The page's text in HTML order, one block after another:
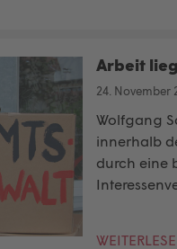
Arbeit
24. November
Wolfgang
innerhalb
durch eine